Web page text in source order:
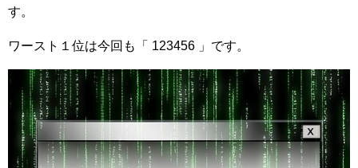
す。
ワースト１位は今回も「 123456 」です。